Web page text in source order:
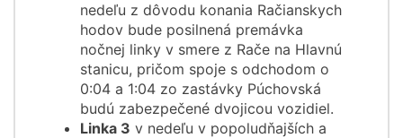
nedeľu z dôvodu konania Račianskych
hodov bude posilnená premávka
nočnej linky v smere z Rače na Hlavnú
stanicu, pričom spoje s odchodom o
0:04 a 1:04 zo zastávky Púchovská
budú zabezpečené dvojicou vozidiel.
Linka 3 v nedeľu v popoludňajších a